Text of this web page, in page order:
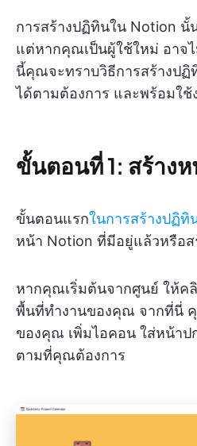
การสร้างปฏิทินใน Notion นั้
แต่หากคุณเป็นผู้ใช้ใหม่ อาจ
นี้คุณจะทราบวิธีการสร้างป
ได้ตามต้องการ และพร้อมใช้
ขั้นตอนที่ 1: สร้าง
ขั้นตอนแรกในการสร้างปฏิทิ
หน้า Notion ที่มีอยู่แล้วหรือส
หากคุณเริ่มต้นจากศูนย์ ให้ค
พื้นที่ทำงานของคุณ จากที่นี่
ของคุณ เพิ่มไอคอน ใส่หน้าป
ตามที่คุณต้องการ